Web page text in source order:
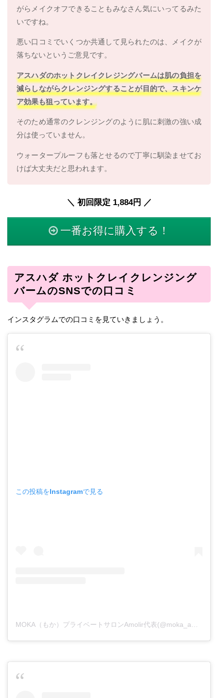
がらメイクオフできることもみなさん気にいってるみた
いですね。
悪い口コミでいくつか共通して見られたのは、メイクが
落ちないというご意見です。
アスハダのホットクレイクレジングバームは肌の負担を
減らしながらクレンジングすることが目的で、スキンケ
ア効果も狙っています。
そのため通常のクレンジングのように肌に刺激の強い成
分は使っていません。
ウォータープルーフも落とせるので丁寧に馴染ませてお
けば大丈夫だと思われます。
＼ 初回限定 1,884円 ／
一番お得に購入する！
アスハダ ホットクレイクレンジング
バームのSNSでの口コミ
インスタグラムでの口コミを見ていきましょう。
この投稿をInstagramで見る
MOKA（もか）プライベートサロンAmolir代表(@moka_amolir)がシェアした投稿